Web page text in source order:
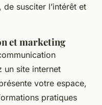
susciter l’intérêt et
et marketing
un site internet
votre espace,
pratiques